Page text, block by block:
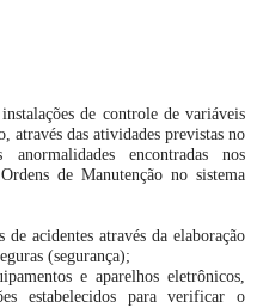
de controle de variáveis
através das atividades previstas no
encontradas nos
de Manutenção no sistema
acidentes através da elaboração
(segurança);
e aparelhos eletrônicos,
estabelecidos para verificar o